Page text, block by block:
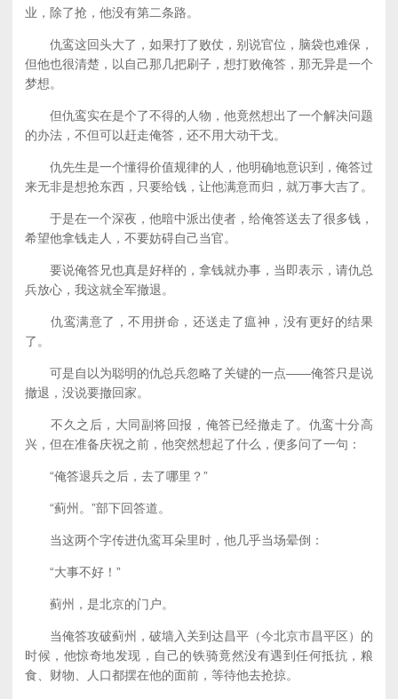
业，除了抢，他没有第二条路。
仇鸾这回头大了，如果打了败仗，别说官位，脑袋也难保，
但他也很清楚，以自己那几把刷子，想打败俺答，那无异是一个
梦想。
但仇鸾实在是个了不得的人物，他竟然想出了一个解决问题
的办法，不但可以赶走俺答，还不用大动干戈。
仇先生是一个懂得价值规律的人，他明确地意识到，俺答过
来无非是想抢东西，只要给钱，让他满意而归，就万事大吉了。
于是在一个深夜，他暗中派出使者，给俺答送去了很多钱，
希望他拿钱走人，不要妨碍自己当官。
要说俺答兄也真是好样的，拿钱就办事，当即表示，请仇总
兵放心，我这就全军撤退。
仇鸾满意了，不用拼命，还送走了瘟神，没有更好的结果
了。
可是自以为聪明的仇总兵忽略了关键的一点——俺答只是说
撤退，没说要撤回家。
不久之后，大同副将回报，俺答已经撤走了。仇鸾十分高
兴，但在准备庆祝之前，他突然想起了什么，便多问了一句：
“俺答退兵之后，去了哪里？”
“蓟州。”部下回答道。
当这两个字传进仇鸾耳朵里时，他几乎当场晕倒：
“大事不好！”
蓟州，是北京的门户。
当俺答攻破蓟州，破墙入关到达昌平（今北京市昌平区）的
时候，他惊奇地发现，自己的铁骑竟然没有遇到任何抵抗，粮
食、财物、人口都摆在他的面前，等待他去抢掠。